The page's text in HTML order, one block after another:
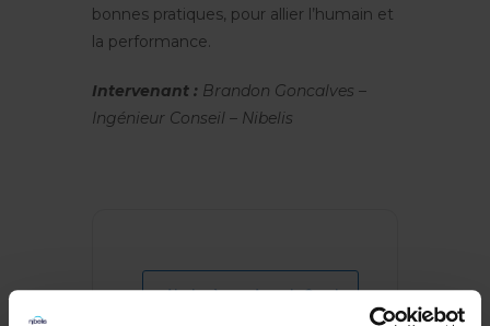
bonnes pratiques, pour allier l’humain et
la performance.
Intervenant : Brandon Goncalves –
Ingénieur Conseil – Nibelis
+ Ajouter à mon Agenda Google